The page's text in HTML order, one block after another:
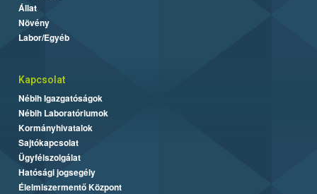
Állat
Növény
Labor/Egyéb
Kapcsolat
Nébih Igazgatóságok
Nébih Laboratóriumok
Kormányhivatalok
Sajtókapcsolat
Ügyfélszolgálat
Hatósági jogsegély
Élelmiszermentő Központ